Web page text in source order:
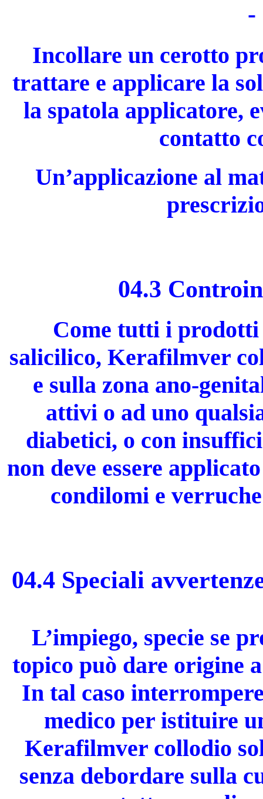
-
Incollare un cerotto
trattare e applicare la
la spatola applicatore,
contatto
Un’applicazione al
04.3
Come tutti i
salicilico, Kerafilmver
e sulla zona ano-
attivi o ad uno
diabetici, o con
non deve essere
condilomi e
04.4 Speciali
L’impiego, specie se
topico può dare origine
In tal caso
medico per istituire
Kerafilmver collodio
senza debordare sulla